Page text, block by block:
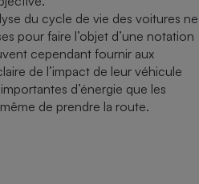
du cycle de vie des voitures ne
pour faire l’objet d’une notation
cependant fournir aux
de l’impact de leur véhicule
d’énergie que les
de prendre la route.